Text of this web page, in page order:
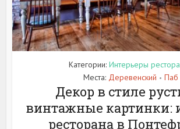
Категории: Интерьеры
Места: Деревенский • Паб
Декор в стиле
винтажные картинки:
ресторана в